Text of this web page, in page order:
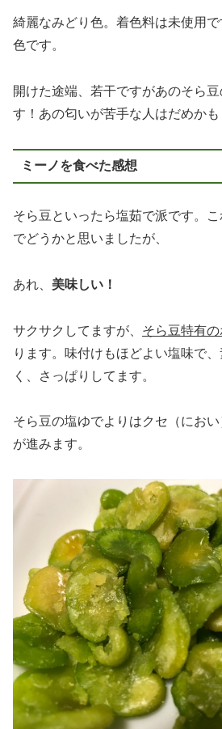
綺麗なみどり色。着色料は未使用
色です。
開けた途端、若干ですがあのそら
す！あの匂いが苦手な人はだめかも
ミーノを食べた感想
そら豆といったら塩茹で派です。
でどうかと思いましたが、
あれ、 美味しい！
サクサクしてますが、 そら豆特有
ります。味付けもほどよい塩味で
く、さっぱりしてます。
そら豆の塩ゆでよりはクセ（にお
が進みます。